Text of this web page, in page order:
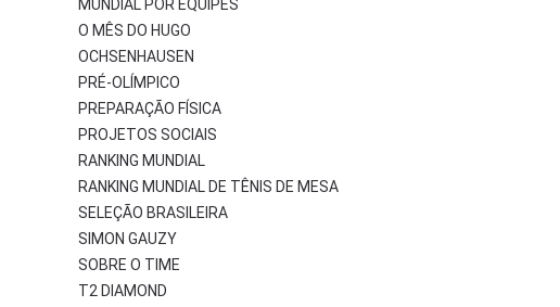
MUNDIAL POR EQUIPES
O MÊS DO HUGO
OCHSENHAUSEN
PRÉ-OLÍMPICO
PREPARAÇÃO FÍSICA
PROJETOS SOCIAIS
RANKING MUNDIAL
RANKING MUNDIAL DE TÊNIS DE MESA
SELEÇÃO BRASILEIRA
SIMON GAUZY
SOBRE O TIME
T2 DIAMOND